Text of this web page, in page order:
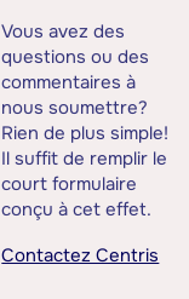
Vous avez des
questions ou des
commentaires à
nous soumettre?
Rien de plus simple!
Il suffit de remplir le
court formulaire
conçu à cet effet.
Contactez Centris